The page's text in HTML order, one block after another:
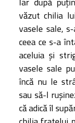
văzut chilia
vasele sale,
ceea ce s-a
aceluia şi
vasele sale
încă nu le
sau să-l
că adică îl